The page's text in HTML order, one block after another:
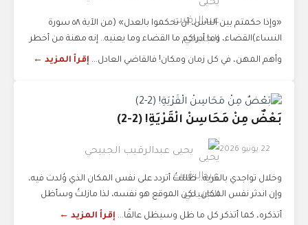
«وإذا حكمتم بين الناس، أن تحكموا بالعدل» (من الآية ٥٨ سورة
النساء)القضاء، وما أدراكم ما القضاء وما يعنيه.. إنه مهنة من أخطر
وأهم المهن، في كل زمان ومكان! فالقاضي العادل... إقرأ المزيد ←
بَعْضٌ مِنْ مَحَاسِنْ الْقَرْيَةِ! (2-2)
22 يونيو 2026 يحيى عبدالرقيب الجبيحي
وخلال تواجدي بالقرية.. ظللتُ أتردد على نفس المكان الذي وُلدت فيه،
وإن اندثر نفس المكان، لكن الموقع هو نفسه، لذا مازلتُ وسأظل
أتذكره، كما أتذكر كل ما ظل وسيظل عالقًا... إقرأ المزيد ←